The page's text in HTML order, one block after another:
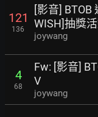
121
136
[影音] BTOB
WISH]抽獎
joywang
4
68
Fw: [影音]
V
joywang